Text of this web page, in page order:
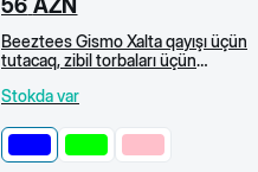
56 AZN
Beeztees Gismo Xalta qayışı üçün
tutacaq, zibil torbaları üçün
Stokda var